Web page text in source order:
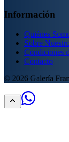
Información
Quiénes
Sobre
Condiciones
Contacto
© 2026 Galería